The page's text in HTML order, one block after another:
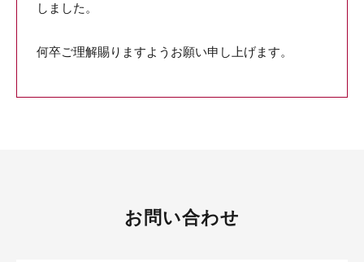
しました。
何卒ご理解賜りますようお願い申し上げます。
お問い合わせ